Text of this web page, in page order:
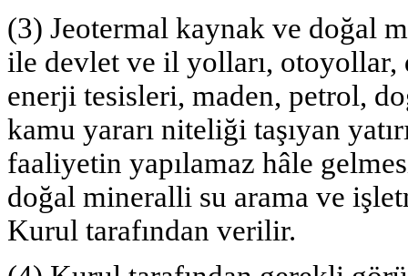
(3) Jeotermal kaynak ve doğal
ile devlet ve il yolları, otoyollar,
enerji tesisleri, maden, petrol,
kamu yararı niteliği taşıyan
faaliyetin yapılamaz hâle
doğal mineralli su arama ve
Kurul tarafından verilir.